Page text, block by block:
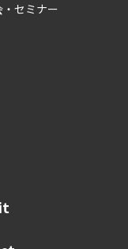
セミナー